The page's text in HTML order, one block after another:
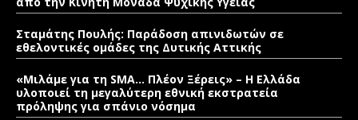
Σταμάτης Πουλής: Παράδοση απινιδωτών σε
εθελοντικές ομάδες της Δυτικής Αττικής
«Μιλάμε για τη SMA… Πλέον Ξέρεις» – Η Ελλάδα
υλοποιεί τη μεγαλύτερη εθνική εκστρατεία
πρόληψης για σπάνιο νόσημα